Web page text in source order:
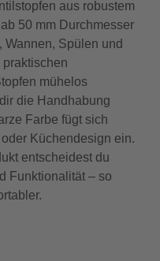
aus robustem
50 mm Durchmesser
Wannen, Spülen und
mühelos
die Handhabung
Farbe fügt sich
Küchendesign ein.
entscheidest du
Funktionalität – so